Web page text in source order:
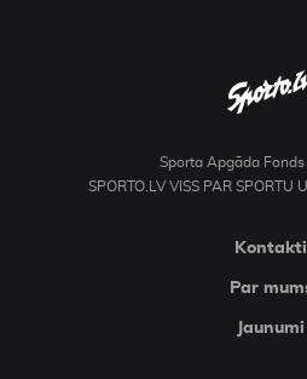
Sporta Apgāda
SPORTO.LV VISS PAR SPORTU
Kontakti
Par
Jaunumi